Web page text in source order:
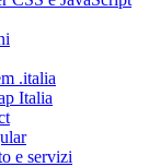
.italia
Italia
e servizi